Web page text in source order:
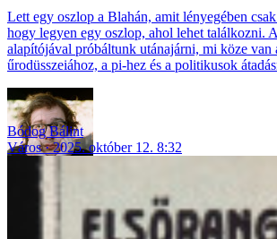
Lett egy oszlop a Blahán, amit lényegében
hogy legyen egy oszlop, ahol lehet találkozni.
alapítójával próbáltunk utánajárni, mi köze van
űrodüsszeiához, a pi-hez és a politikusok
Bódog Bálint
Város
2025. október 12. 8:32